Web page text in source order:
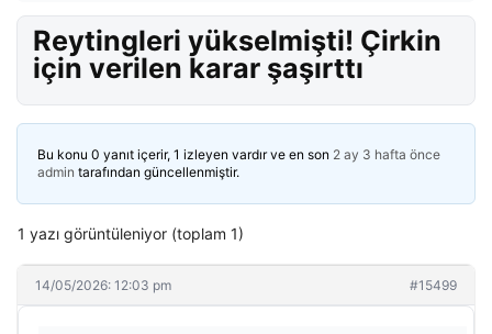
Reytingleri yükselmişti! Çirkin
için verilen karar şaşırttı
Bu konu 0 yanıt içerir, 1 izleyen vardır ve en son 2 ay 3 hafta önce
admin tarafından güncellenmiştir.
1 yazı görüntüleniyor (toplam 1)
14/05/2026: 12:03 pm #15499